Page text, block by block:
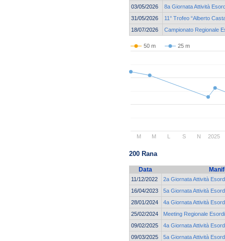
03/05/2026
8a Giornata Attività
31/05/2026
11° Trofeo “Alberto
18/07/2026
Campionato Regionale
50 m 25 m
2025
M M L S N
200 Rana
Data
11/12/2022
2a Giornata Attività
16/04/2023
5a Giornata Attività
28/01/2024
4a Giornata Attività
25/02/2024
Meeting Regionale
09/02/2025
4a Giornata Attività
09/03/2025
5a Giornata Attività